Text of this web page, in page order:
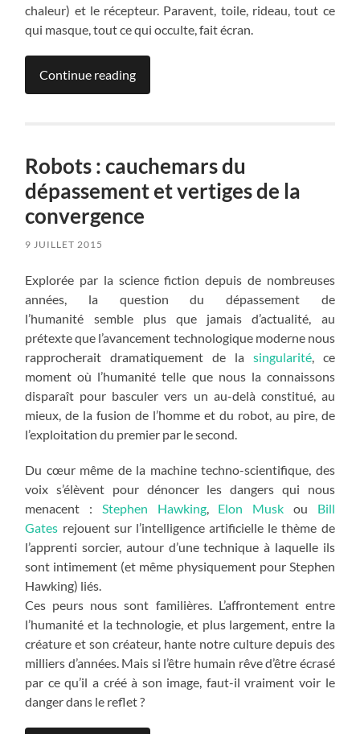
chaleur) et le récepteur. Paravent, toile, rideau, tout ce
qui masque, tout ce qui occulte, fait écran.
Continue reading
Robots : cauchemars du
dépassement et vertiges de la
convergence
9 JUILLET 2015
Explorée par la science fiction depuis de nombreuses
années, la question du dépassement de
l’humanité semble plus que jamais d’actualité, au
prétexte que l’avancement technologique moderne nous
rapprocherait dramatiquement de la singularité, ce
moment où l’humanité telle que nous la connaissons
disparaît pour basculer vers un au-delà constitué, au
mieux, de la fusion de l’homme et du robot, au pire, de
l’exploitation du premier par le second.
Du cœur même de la machine techno-scientifique, des
voix s’élèvent pour dénoncer les dangers qui nous
menacent : Stephen Hawking, Elon Musk ou Bill
Gates rejouent sur l’intelligence artificielle le thème de
l’apprenti sorcier, autour d’une technique à laquelle ils
sont intimement (et même physiquement pour Stephen
Hawking) liés.
Ces peurs nous sont familières. L’affrontement entre
l’humanité et la technologie, et plus largement, entre la
créature et son créateur, hante notre culture depuis des
milliers d’années. Mais si l’être humain rêve d’être écrasé
par ce qu’il a créé à son image, faut-il vraiment voir le
danger dans le reflet ?